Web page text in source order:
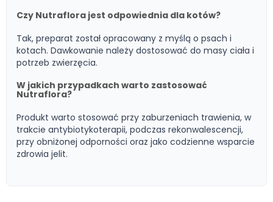
Czy Nutraflora jest odpowiednia dla kotów?
Tak, preparat został opracowany z myślą o psach i
kotach. Dawkowanie należy dostosować do masy ciała i
potrzeb zwierzęcia.
W jakich przypadkach warto zastosować
Nutraflora?
Produkt warto stosować przy zaburzeniach trawienia, w
trakcie antybiotykoterapii, podczas rekonwalescencji,
przy obniżonej odporności oraz jako codzienne wsparcie
zdrowia jelit.